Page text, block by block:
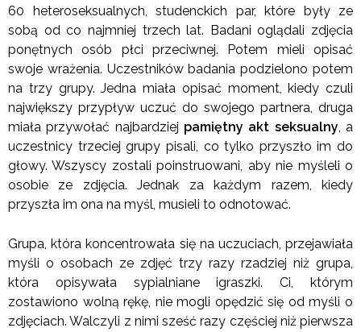
60 heteroseksualnych, studenckich par, które były ze
sobą od co najmniej trzech lat. Badani oglądali zdjęcia
ponętnych osób płci przeciwnej. Potem mieli opisać
swoje wrażenia. Uczestników badania podzielono potem
na trzy grupy. Jedna miała opisać moment, kiedy czuli
największy przypływ uczuć do swojego partnera, druga
miała przywołać najbardziej pamiętny akt seksualny , a
uczestnicy trzeciej grupy pisali, co tylko przyszło im do
głowy. Wszyscy zostali poinstruowani, aby nie myśleli o
osobie ze zdjęcia. Jednak za każdym razem, kiedy
przyszła im ona na myśl, musieli to odnotować.
Grupa, która koncentrowała się na uczuciach, przejawiała
myśli o osobach ze zdjęć trzy razy rzadziej niż grupa,
która opisywała sypialniane igraszki. Ci, którym
zostawiono wolną rękę, nie mogli opędzić się od myśli o
zdjęciach. Walczyli z nimi sześć razy częściej niż pierwsza